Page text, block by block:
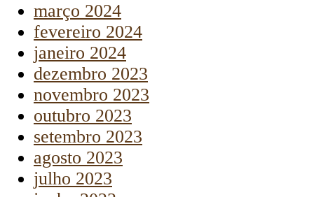
março 2024
fevereiro 2024
janeiro 2024
dezembro 2023
novembro 2023
outubro 2023
setembro 2023
agosto 2023
julho 2023